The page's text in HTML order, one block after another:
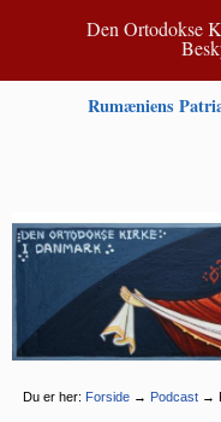
Den Ortodokse
Rumæniens
Du er her: Forside → Podcast →